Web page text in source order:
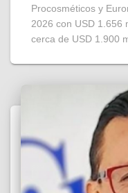
Procosméticos y
2026 con USD 1.656
cerca de USD 1.900